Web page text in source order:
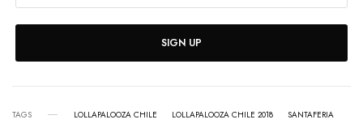
SIGN UP
TAGS LOLLAPALOOZA CHILE LOLLAPALOOZA CHILE 2018 SANTAFERIA